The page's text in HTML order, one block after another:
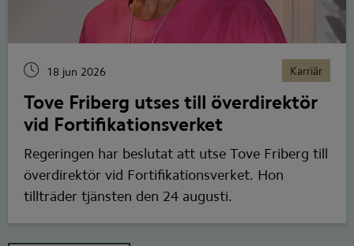
Tove Friberg utses till överdirektör
vid Fortifikationsverket
18 jun 2026 Karriär
Regeringen har beslutat att utse Tove Friberg till
överdirektör vid Fortifikationsverket. Hon
tillträder tjänsten den 24 augusti.